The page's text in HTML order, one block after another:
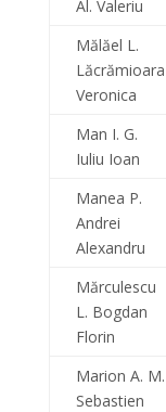
Al. Valeriu
Mălăel L.
Lăcrămioara
Veronica
Man I. G.
Iuliu Ioan
Manea P.
Andrei
Alexandru
Mărculescu
L. Bogdan
Florin
Marion A. M.
Sebastien